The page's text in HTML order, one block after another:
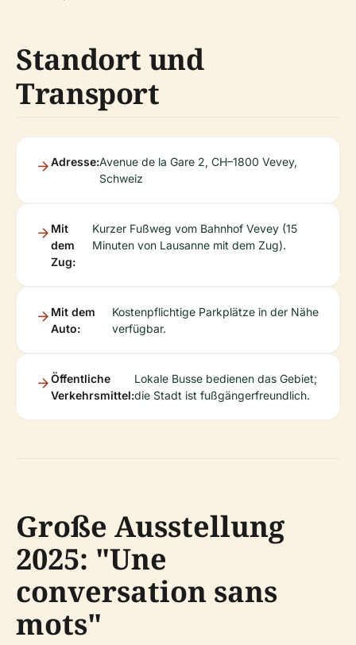
Standort und
Transport
Adresse:Avenue de la Gare 2, CH–1800 Vevey,
Schweiz
Mit
dem
Zug:
Kurzer Fußweg vom Bahnhof Vevey (15
Minuten von Lausanne mit dem Zug).
Mit dem
Auto:
Kostenpflichtige Parkplätze in der Nähe
verfügbar.
Öffentliche
Verkehrsmittel:
Lokale Busse bedienen das Gebiet;
die Stadt ist fußgängerfreundlich.
Große Ausstellung
2025: "Une
conversation sans
mots"